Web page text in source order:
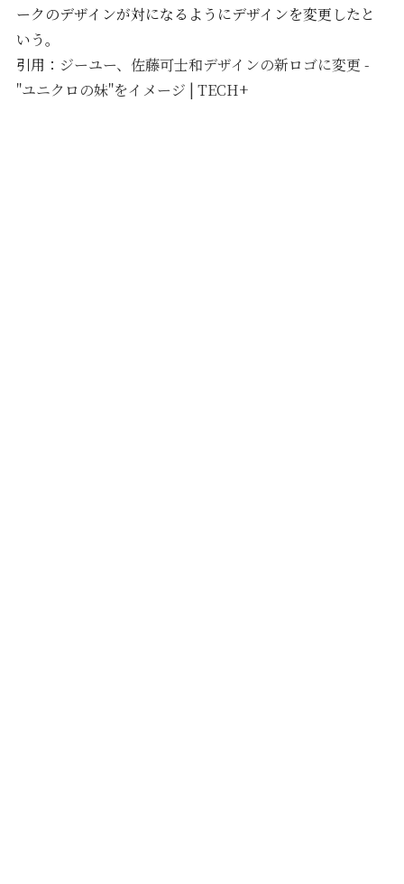
ークのデザインが対になるようにデザインを変更したと
いう。
引用： ジーユー、佐藤可士和デザインの新ロゴに変更 -
"ユニクロの妹"をイメージ | TECH+